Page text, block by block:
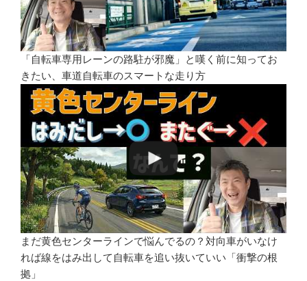
「自転車専用レーンの路駐が邪魔」と嘆く前に知ってお
きたい、車道自転車のスマートな走り方
まだ黄色センターラインで悩んでるの？対向車がいなけ
れば線をはみ出して自転車を追い抜いていい「衝撃の根
拠」